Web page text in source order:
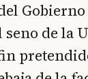
Gobierno
seno de la